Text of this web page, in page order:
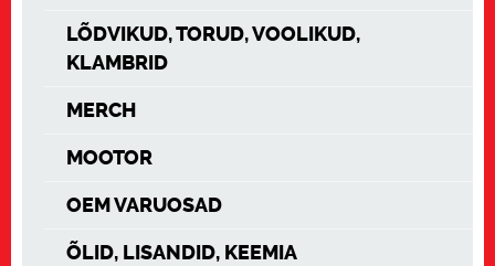
LÕDVIKUD, TORUD, VOOLIKUD,
KLAMBRID
MERCH
MOOTOR
OEM VARUOSAD
ÕLID, LISANDID, KEEMIA